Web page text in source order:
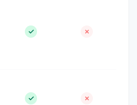
✓ ✗
✓ ✗